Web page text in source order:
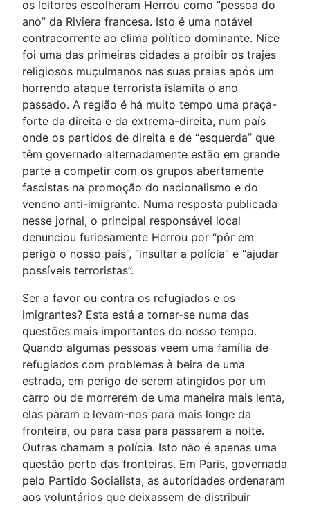
os leitores escolheram Herrou como “pessoa do
ano” da Riviera francesa. Isto é uma notável
contracorrente ao clima político dominante. Nice
foi uma das primeiras cidades a proibir os trajes
religiosos muçulmanos nas suas praias após um
horrendo ataque terrorista islamita o ano
passado. A região é há muito tempo uma praça-
forte da direita e da extrema-direita, num país
onde os partidos de direita e de “esquerda” que
têm governado alternadamente estão em grande
parte a competir com os grupos abertamente
fascistas na promoção do nacionalismo e do
veneno anti-imigrante. Numa resposta publicada
nesse jornal, o principal responsável local
denunciou furiosamente Herrou por “pôr em
perigo o nosso país”, “insultar a polícia” e “ajudar
possíveis terroristas”.
Ser a favor ou contra os refugiados e os
imigrantes? Esta está a tornar-se numa das
questões mais importantes do nosso tempo.
Quando algumas pessoas veem uma família de
refugiados com problemas à beira de uma
estrada, em perigo de serem atingidos por um
carro ou de morrerem de uma maneira mais lenta,
elas param e levam-nos para mais longe da
fronteira, ou para casa para passarem a noite.
Outras chamam a polícia. Isto não é apenas uma
questão perto das fronteiras. Em Paris, governada
pelo Partido Socialista, as autoridades ordenaram
aos voluntários que deixassem de distribuir